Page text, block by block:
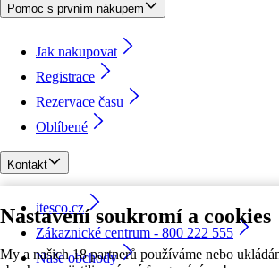
Nastavení soukromí a cookies
My a našich 18 partnerů používáme nebo
Pomoc s prvním nákupem
Jak nakupovat
Registrace
Rezervace času
Oblíbené
Kontakt
itesco.cz
Zákaznické centrum - 800 222 555
Naše obchody